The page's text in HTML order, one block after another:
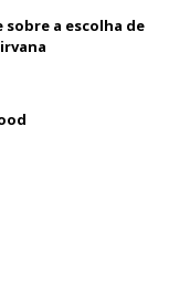
sobre a escolha de